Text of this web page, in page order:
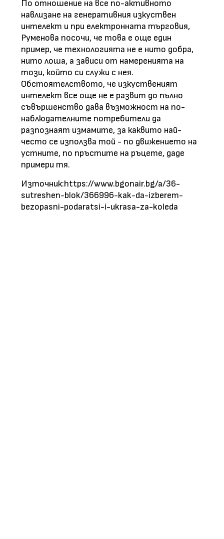
По отношение на все по-активното
навлизане на генеративния изкуствен
интелект и при електронната търговия,
Руменова посочи, че това е още един
пример, че технологията не е нито добра,
нито лоша, а зависи от намеренията на
този, който си служи с нея.
Обстоятелството, че изкуственият
интелект все още не е развит до пълно
съвършенство дава възможност на по-
наблюдателните потребители да
разпознаят измамите, за каквито най-
често се използва той - по движението на
устните, по пръстите на ръцете, даде
примери тя.
Източник:https://www.bgonair.bg/a/36-
sutreshen-blok/366996-kak-da-izberem-
bezopasni-podaratsi-i-ukrasa-za-koleda